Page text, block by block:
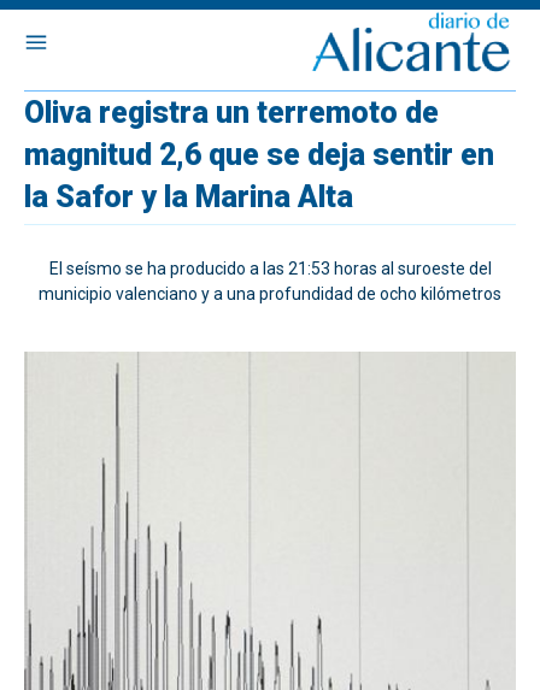
Oliva registra un terremoto de
magnitud 2,6 que se deja sentir en
la Safor y la Marina Alta
El seísmo se ha producido a las 21:53 horas al suroeste del
municipio valenciano y a una profundidad de ocho kilómetros